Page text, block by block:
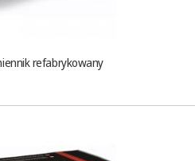
refabrykowany